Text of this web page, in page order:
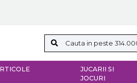
JUCARII SI
JOCURI